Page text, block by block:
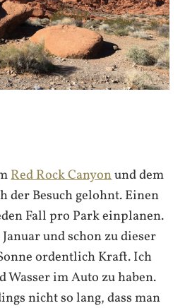
Red Rock Canyonund dem
der Besuch gelohnt. Einen
Fall pro Park einplanen.
und schon zu dieser
ordentlich Kraft. Ich
Wasser im Auto zu haben.
nicht so lang, dass man